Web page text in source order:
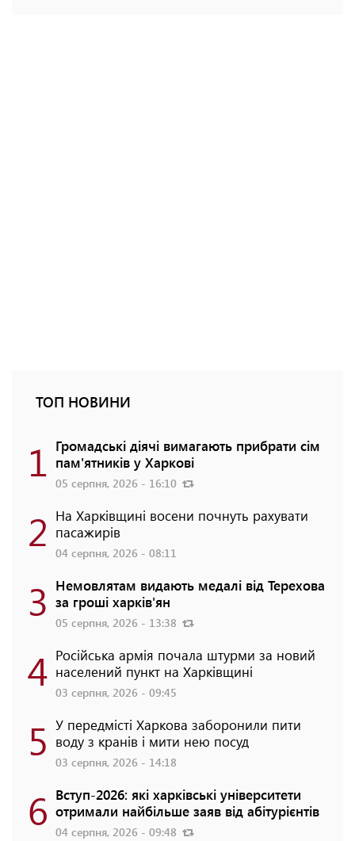
ТОП НОВИНИ
1 Громадські діячі вимагають прибрати сім
пам'ятників у Харкові
05 серпня, 2026 - 16:10
2 На Харківщині восени почнуть рахувати
пасажирів
04 серпня, 2026 - 08:11
3 Немовлятам видають медалі від Терехова
за гроші харків'ян
05 серпня, 2026 - 13:38
4 Російська армія почала штурми за новий
населений пункт на Харківщині
03 серпня, 2026 - 09:45
5 У передмісті Харкова заборонили пити
воду з кранів і мити нею посуд
03 серпня, 2026 - 14:18
6 Вступ-2026: які харківські університети
отримали найбільше заяв від абітурієнтів
04 серпня, 2026 - 09:48